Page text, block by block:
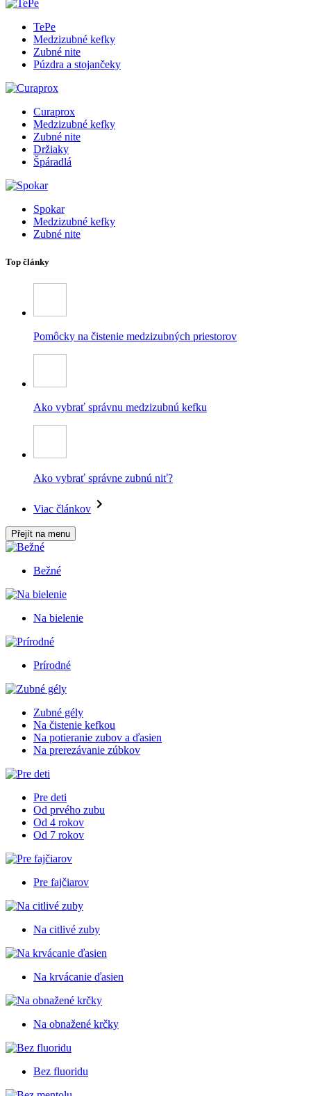
TePe
Medzizubné kefky
Zubné nite
Púzdra a stojančeky
Curaprox
Medzizubné kefky
Zubné nite
Držiaky
Špáradlá
Spokar
Medzizubné kefky
Zubné nite
Top články
Pomôcky na čistenie medzizubných priestorov
Ako vybrať správnu medzizubnú kefku
Ako vybrať správne zubnú niť?
Viac článkov
Přejít na menu
Bežné
Na bielenie
Prírodné
Zubné gély
Na čistenie kefkou
Na potieranie zubov a ďasien
Na prerezávanie zúbkov
Pre deti
Od prvého zubu
Od 4 rokov
Od 7 rokov
Pre fajčiarov
Na citlivé zuby
Na krvácanie ďasien
Na obnažené krčky
Bez fluoridu